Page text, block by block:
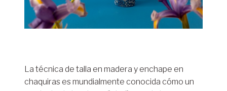
La técnica de talla en madera y enchape en
chaquiras es mundialmente conocida cómo un